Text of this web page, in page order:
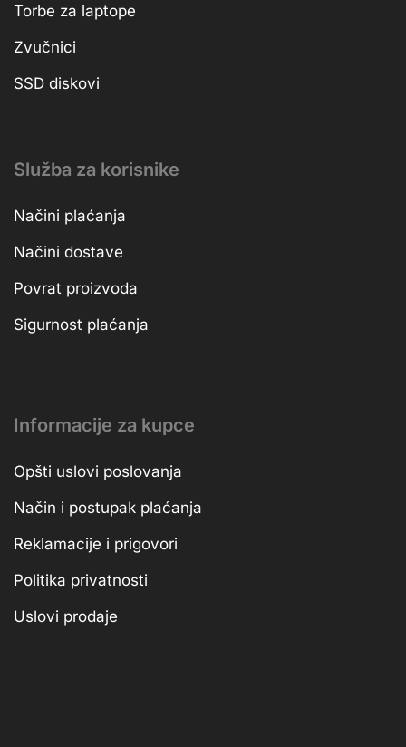
Torbe za laptope
Zvučnici
SSD diskovi
Služba za korisnike
Načini plaćanja
Načini dostave
Povrat proizvoda
Sigurnost plaćanja
Informacije za kupce
Opšti uslovi poslovanja
Način i postupak plaćanja
Reklamacije i prigovori
Politika privatnosti
Uslovi prodaje